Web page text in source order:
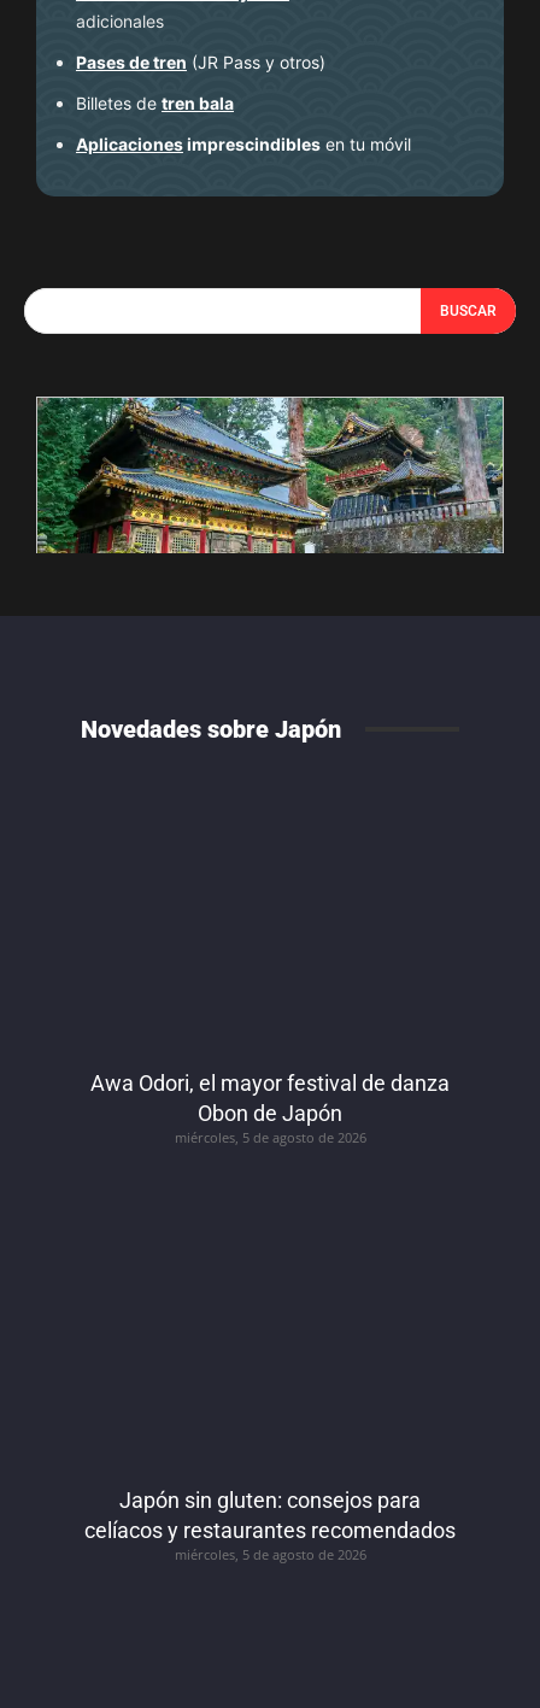
adicionales
Pases de tren (JR Pass y otros)
Billetes de tren bala
Aplicacionesimprescindibles en tu móvil
BUSCAR
Novedades sobre Japón
Awa Odori, el mayor festival de danza
Obon de Japón
miércoles, 5 de agosto de 2026
Japón sin gluten: consejos para
celíacos y restaurantes recomendados
miércoles, 5 de agosto de 2026